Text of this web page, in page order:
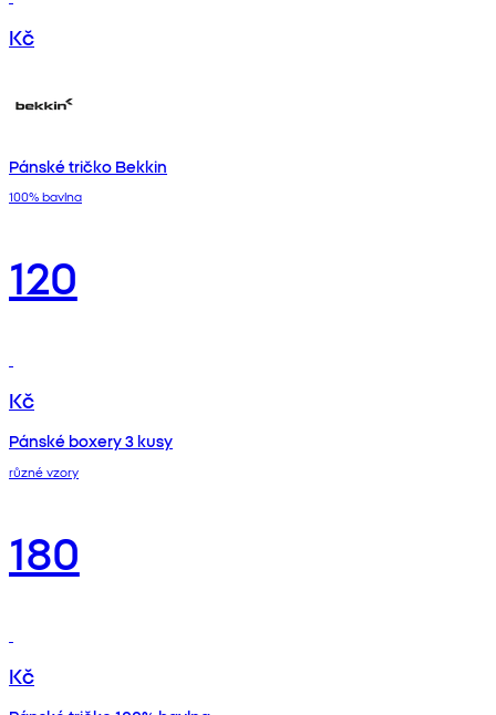
Kč
Pánské tričko Bekkin
100% bavlna
120
Kč
Pánské boxery 3 kusy
různé vzory
180
Kč